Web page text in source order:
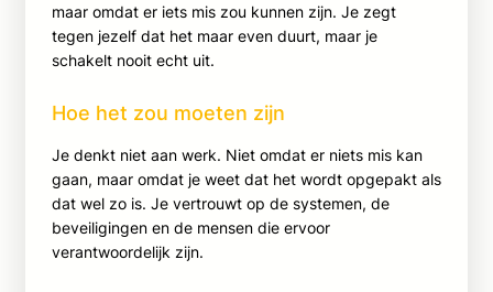
maar omdat er iets mis zou kunnen zijn. Je zegt
tegen jezelf dat het maar even duurt, maar je
schakelt nooit echt uit.
Hoe het zou moeten zijn
Je denkt niet aan werk. Niet omdat er niets mis kan
gaan, maar omdat je weet dat het wordt opgepakt als
dat wel zo is. Je vertrouwt op de systemen, de
beveiligingen en de mensen die ervoor
verantwoordelijk zijn.